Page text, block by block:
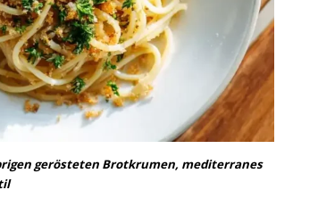
gerösteten Brotkrumen, mediterranes